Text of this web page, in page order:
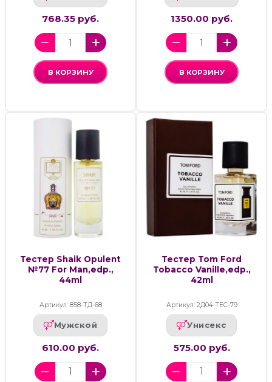
768.35 руб.
В КОРЗИНУ
1350.00 руб.
В КОРЗИНУ
Тестер Shaik Opulent
№77 For Man,edp.,
44ml
Артикул: 858-ТД-68
Мужской
610.00 руб.
Тестер Tom Ford
Tobacco Vanille,edp.,
42ml
Артикул: 2Д04-ТЕС-79
Унисекс
575.00 руб.